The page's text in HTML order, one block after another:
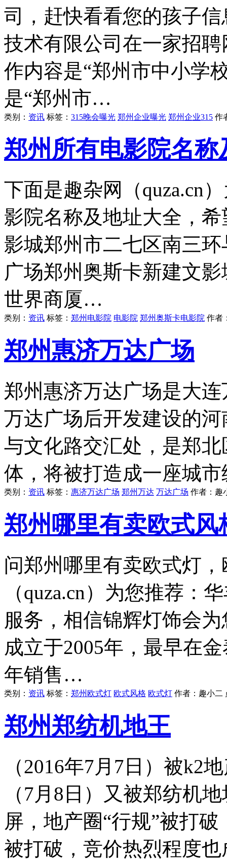
司，赶快看看您的孩子
技术有限公司在一家招
作内容是“郑州市中小学
是“郑州市…
类别： 资讯 标签： 315晚会曝光 郑州企业曝光 郑州企业315 作
郑州所有电影院名称
下面是趣杂网（quza.cn
影院名称及地址大全，
影城郑州市二七区南三
广场郑州奥斯卡新建文
世界商厦…
类别： 资讯 标签： 郑州电影院 电影院 郑州奥斯卡电影院 作者
郑州惠济万达广场
郑州惠济万达广场是大
万达广场后开发建设的
与文化路交汇处，是郑
体，将被打造成一座城
类别： 资讯 标签： 惠济万达广场 郑州万达 万达广场 作者： 趣
郑州哪里有卖欧式
问郑州哪里有卖欧式灯
（quza.cn）为您推荐：
服务，相信锦辉灯饰会
成立于2005年，最早在
年销售…
类别： 资讯 标签： 郑州欧式灯 欧式风格 欧式灯 作者： 趣小二
郑州郑纺机地王
（2016年7月7日）被k2
（7月8日）又被郑纺机
屏，地产圈“行规”被打
被打破，竞价热烈程度